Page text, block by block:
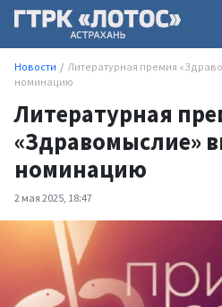
Новости
Литературная премия
номинацию
Литературная
«Здравомыслие»
номинацию
2 мая 2025, 18:47